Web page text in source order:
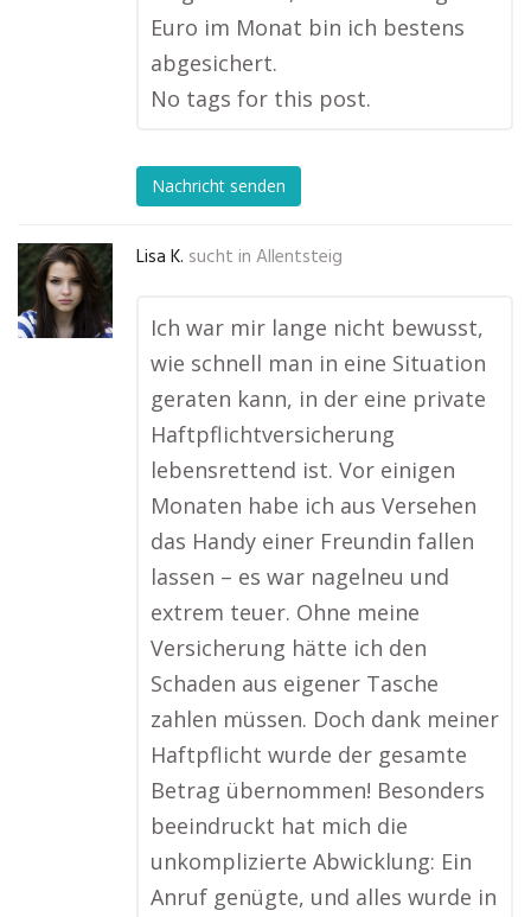
Euro im Monat bin ich bestens
abgesichert.
No tags for this post.
Nachricht senden
Lisa K. sucht in Allentsteig
Ich war mir lange nicht bewusst,
wie schnell man in eine Situation
geraten kann, in der eine private
Haftpflichtversicherung
lebensrettend ist. Vor einigen
Monaten habe ich aus Versehen
das Handy einer Freundin fallen
lassen – es war nagelneu und
extrem teuer. Ohne meine
Versicherung hätte ich den
Schaden aus eigener Tasche
zahlen müssen. Doch dank meiner
Haftpflicht wurde der gesamte
Betrag übernommen! Besonders
beeindruckt hat mich die
unkomplizierte Abwicklung: Ein
Anruf genügte, und alles wurde in